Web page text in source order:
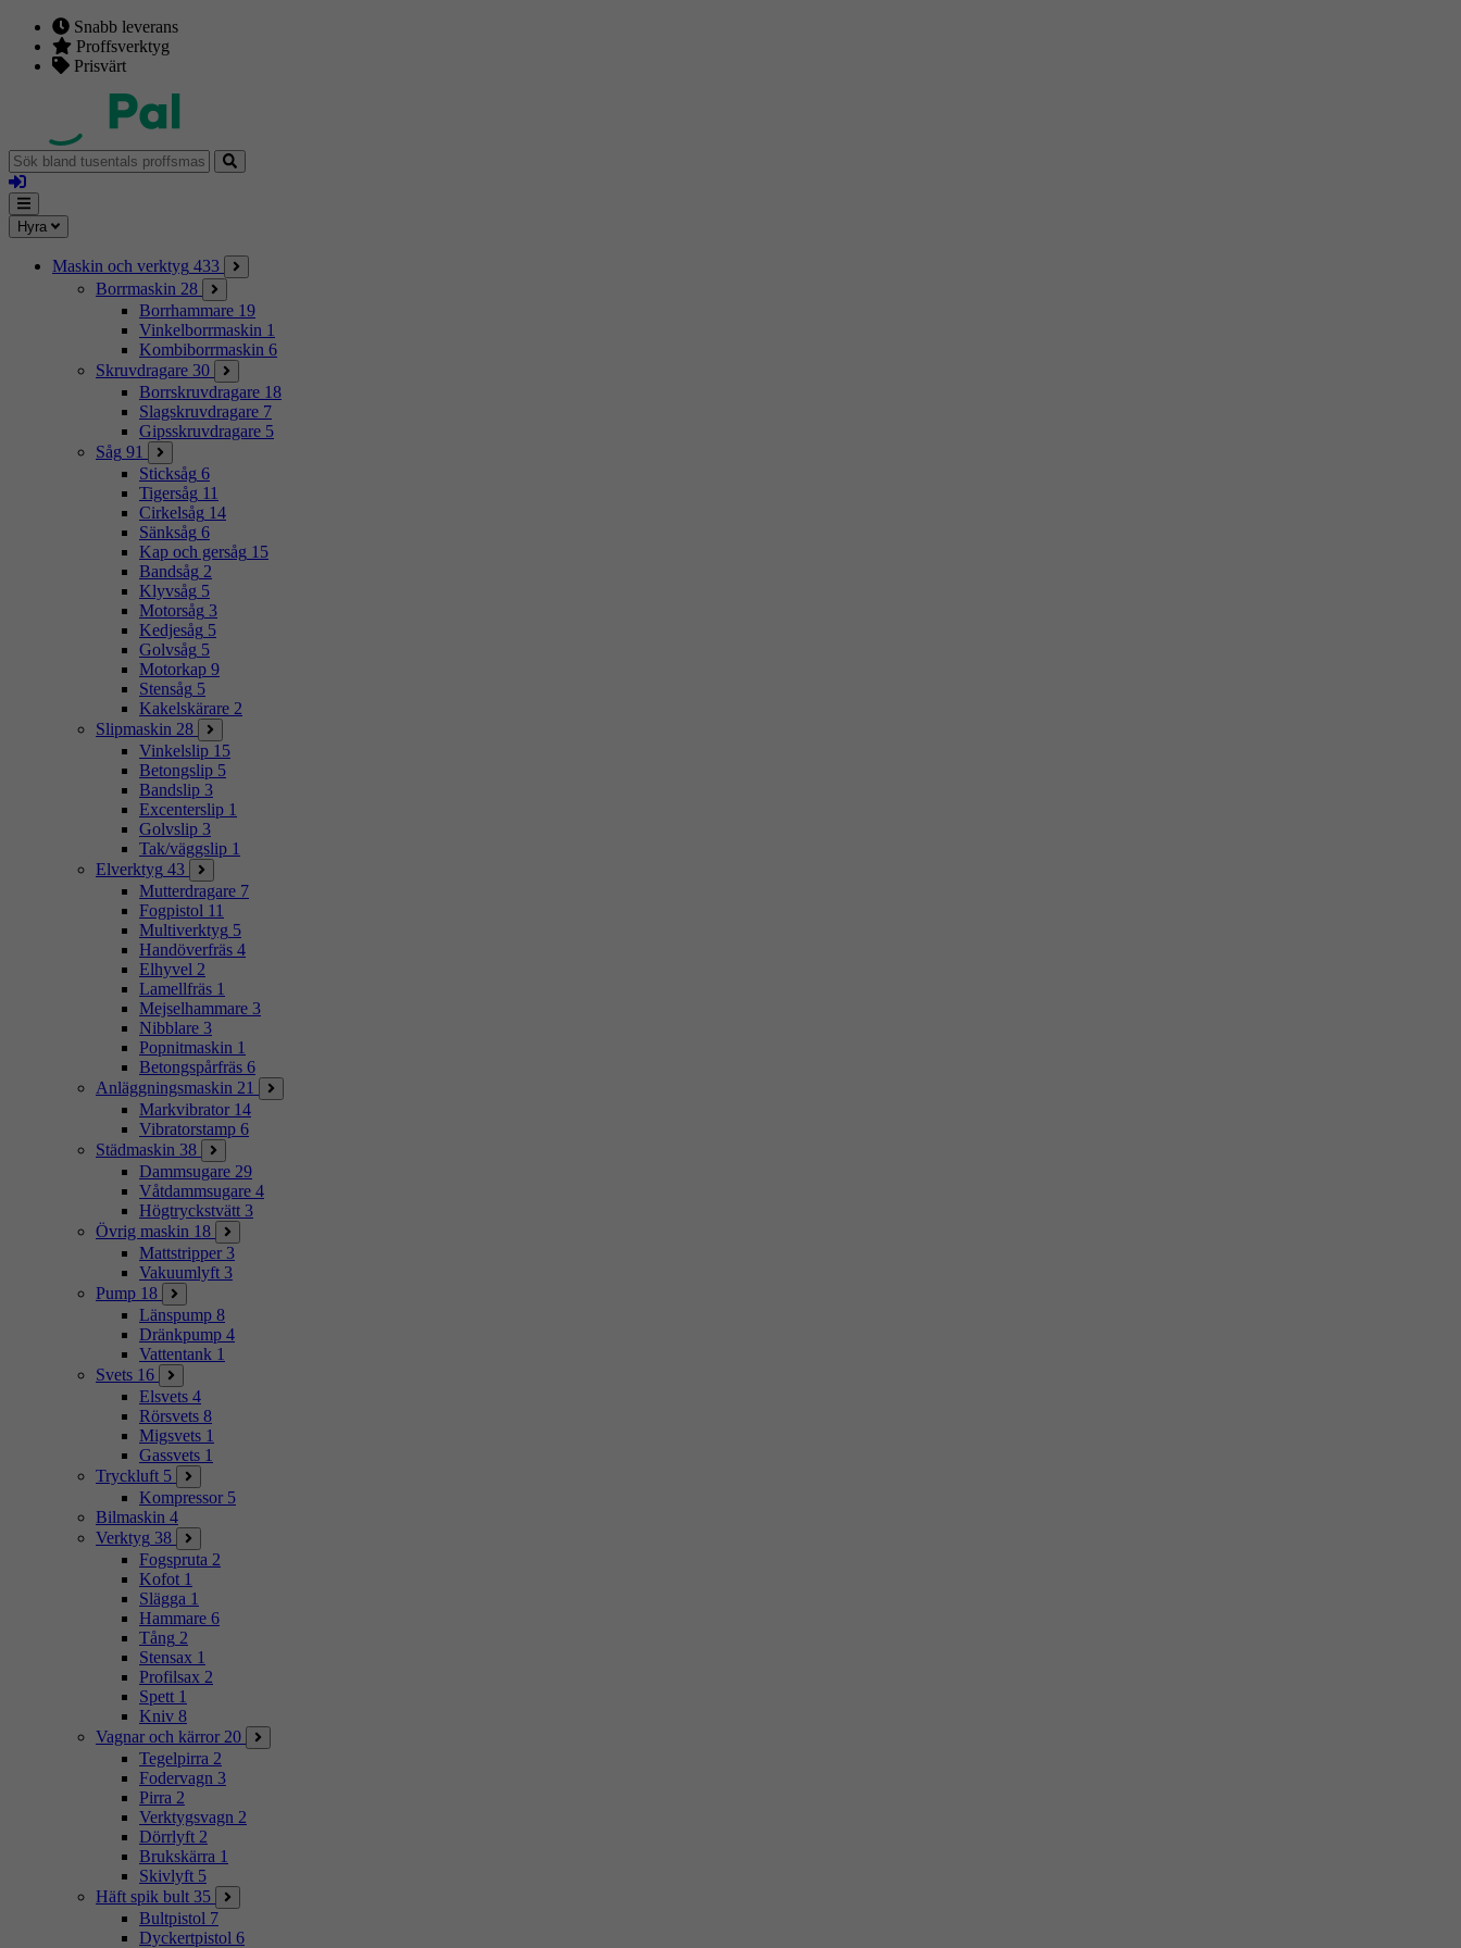
Snabb leverans
Proffsverktyg
Prisvärt
Sök
bland
tusentals
proffsmaskiner
Logga
in
Mina
sidor
Meny
Hyra
Maskin och verktyg 433
Borrmaskin 28
Borrhammare 19
Vinkelborrmaskin 1
Kombiborrmaskin 6
Skruvdragare 30
Borrskruvdragare 18
Slagskruvdragare 7
Gipsskruvdragare 5
Såg 91
Sticksåg 6
Tigersåg 11
Cirkelsåg 14
Sänksåg 6
Kap och gersåg 15
Bandsåg 2
Klyvsåg 5
Motorsåg 3
Kedjesåg 5
Golvsåg 5
Motorkap 9
Stensåg 5
Kakelskärare 2
Slipmaskin 28
Vinkelslip 15
Betongslip 5
Bandslip 3
Excenterslip 1
Golvslip 3
Tak/väggslip 1
Elverktyg 43
Mutterdragare 7
Fogpistol 11
Multiverktyg 5
Handöverfräs 4
Elhyvel 2
Lamellfräs 1
Mejselhammare 3
Nibblare 3
Popnitmaskin 1
Betongspårfräs 6
Anläggningsmaskin 21
Markvibrator 14
Vibratorstamp 6
Städmaskin 38
Dammsugare 29
Våtdammsugare 4
Högtryckstvätt 3
Övrig maskin 18
Mattstripper 3
Vakuumlyft 3
Pump 18
Länspump 8
Dränkpump 4
Vattentank 1
Svets 16
Elsvets 4
Rörsvets 8
Migsvets 1
Gassvets 1
Tryckluft 5
Kompressor 5
Bilmaskin 4
Verktyg 38
Fogspruta 2
Kofot 1
Slägga 1
Hammare 6
Tång 2
Stensax 1
Profilsax 2
Spett 1
Kniv 8
Vagnar och kärror 20
Tegelpirra 2
Fodervagn 3
Pirra 2
Verktygsvagn 2
Dörrlyft 2
Brukskärra 1
Skivlyft 5
Häft spik bult 35
Bultpistol 7
Dyckertpistol 6